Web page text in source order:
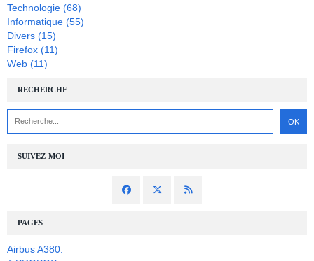
SUIVEZ-MOI
RECHERCHE
PAGES
Airbus A380.
Technologie (68)
Informatique (55)
Divers (15)
Firefox (11)
Web (11)